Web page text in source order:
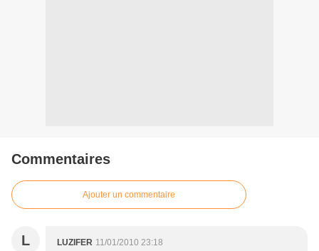
Commentaires
Ajouter un commentaire
L LUZIFER 11/01/2010 23:18